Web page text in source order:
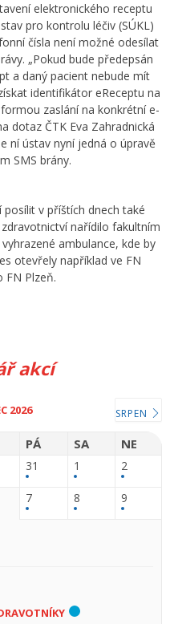
elektronického receptu
pro kontrolu léčiv (SÚKL)
čísla není možné odesílat
„Pokud bude předepsán
a daný pacient nebude mít
identifikátor eReceptu na
zaslání na konkrétní e-
dotaz ČTK Eva Zahradnická
ní ústav nyní jedná o úpravě
SMS brány.
v příštích dnech také
nařídilo fakultním
ambulance, kde by
otevřely například ve FN
FN Plzeň.
akcí
2026 SRPEN
PÁ SA NE
31 1 2
7 8 9